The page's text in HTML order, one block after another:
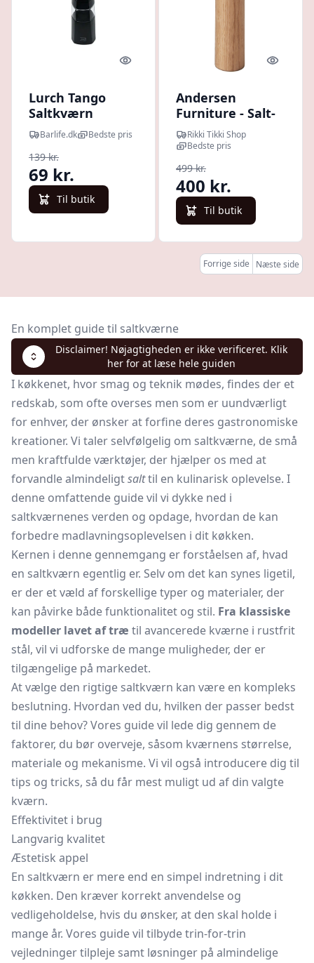
Quick look
Lurch Tango
Saltkværn
Barlife.dk Bedste pris
139 kr.
69 kr.
Til butik
Quick
Andersen
Furniture - Salt-
eller peber
kværn, eg
Rikki Tikki Shop
Bedste pris
499 kr.
400 kr.
Til butik
Forrige side Næste side
En komplet guide til saltkværne
Disclaimer! Nøjagtigheden er ikke verificeret. Klik
her for at læse hele guiden
I køkkenet, hvor smag og teknik mødes, findes der et
redskab, som ofte overses men som er uundværligt
for enhver, der ønsker at forfine deres gastronomiske
kreationer. Vi taler selvfølgelig om saltkværne, de små
men kraftfulde værktøjer, der hjælper os med at
forvandle almindeligtsalttil en kulinarisk oplevelse. I
denne omfattende guide vil vi dykke ned i
saltkværnenes verden og opdage, hvordan de kan
forbedre madlavningsoplevelsen i dit køkken.
Kernen i denne gennemgang er forståelsen af, hvad
en saltkværn egentlig er. Selv om det kan synes ligetil,
er der et væld af forskellige typer og materialer, der
kan påvirke både funktionalitet og stil. Fra klassiske
modeller lavet af træ til avancerede kværne i rustfrit
stål, vil vi udforske de mange muligheder, der er
tilgængelige på markedet.
At vælge den rigtige saltkværn kan være en kompleks
beslutning. Hvordan ved du, hvilken der passer bedst
til dine behov? Vores guide vil lede dig gennem de
faktorer, du bør overveje, såsom kværnens størrelse,
materiale og mekanisme. Vi vil også introducere dig til
tips og tricks, så du får mest muligt ud af din valgte
kværn.
Effektivitet i brug
Langvarig kvalitet
Æstetisk appel
En saltkværn er mere end en simpel indretning i dit
køkken. Den kræver korrekt anvendelse og
vedligeholdelse, hvis du ønsker, at den skal holde i
mange år. Vores guide vil tilbyde trin-for-trin
vejledninger tilpleje samt løsninger på almindelige